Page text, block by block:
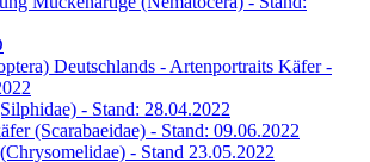
Deutschlands - Artenportraits Käfer -
- Stand: 28.04.2022
(Scarabaeidae) - Stand: 09.06.2022
- Stand 23.05.2022